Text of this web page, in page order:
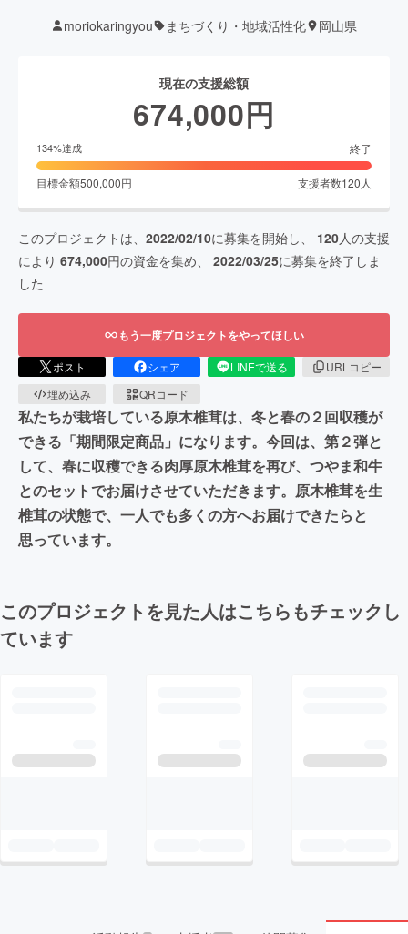
moriokaringyou まちづくり・地域活性化 岡山県
現在の支援総額
674,000円
134%達成 終了
目標金額500,000円 支援者数120 人
このプロジェクトは、 2022/02/10に募集を開始し、 120人の支援
により 674,000円の資金を集め、 2022/03/25に募集を終了しま
した
もう一度プロジェクトをやってほしい
ポスト シェア LINEで送る
URLコピー
埋め込み
QRコード
私たちが栽培している原木椎茸は、冬と春の２回収穫が
できる「期間限定商品」になります。今回は、第２弾と
して、春に収穫できる肉厚原木椎茸を再び、つやま和牛
とのセットでお届けさせていただきます。原木椎茸を生
椎茸の状態で、一人でも多くの方へお届けできたらと
思っています。
このプロジェクトを見た人はこちらもチェックし
ています